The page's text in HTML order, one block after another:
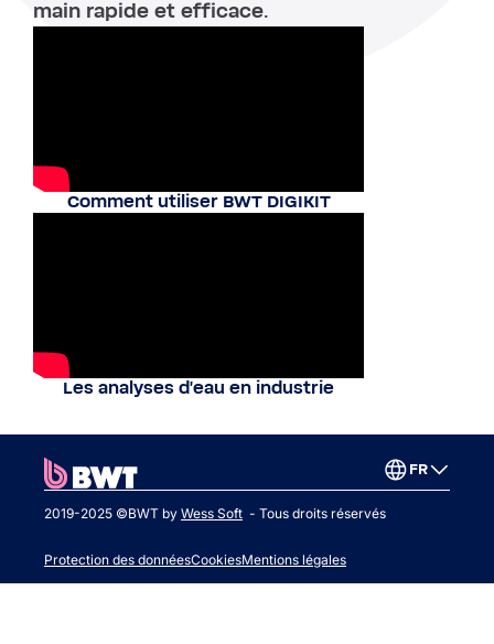
main rapide et efficace.
Comment utiliser BWT DIGIKIT
Les analyses d'eau en industrie
FR
2019-2025 ©BWT by Wess Soft - Tous droits réservés
Protection des donnéesCookiesMentions légales